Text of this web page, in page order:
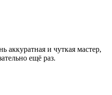
аккуратная и чуткая мастер,
ещё раз.